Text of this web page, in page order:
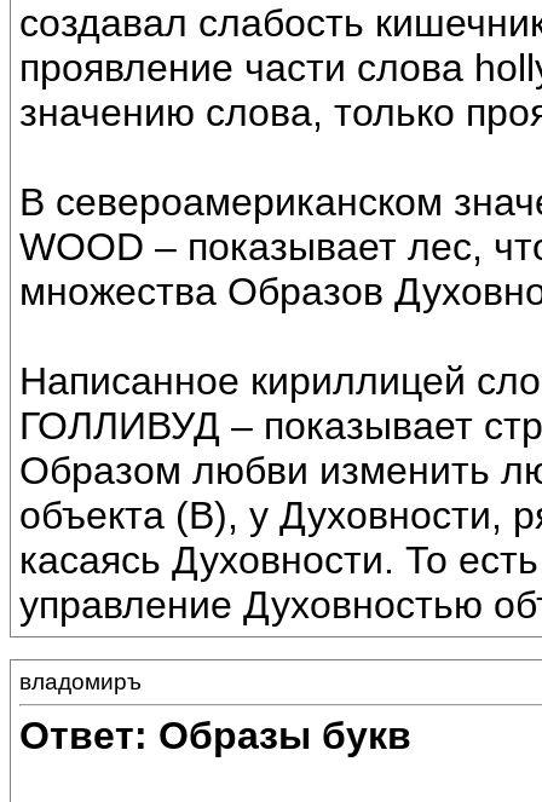
создавал слабость
проявление части слова
значению слова, только
В североамериканском
WOOD – показывает лес,
множества Образов
Написанное кириллицей
ГОЛЛИВУД – показывает
Образом любви изменить
объекта (В), у Духовности,
касаясь Духовности. То
управление Духовностью
владомиръ
Ответ: Образы букв